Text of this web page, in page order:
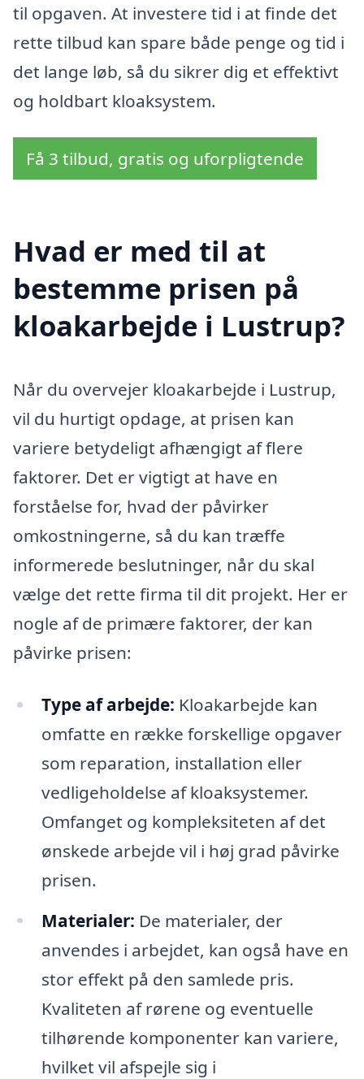
til opgaven. At investere tid i at finde det
rette tilbud kan spare både penge og tid i
det lange løb, så du sikrer dig et effektivt
og holdbart kloaksystem.
Få 3 tilbud, gratis og uforpligtende
Hvad er med til at
bestemme prisen på
kloakarbejde i Lustrup?
Når du overvejer kloakarbejde i Lustrup,
vil du hurtigt opdage, at prisen kan
variere betydeligt afhængigt af flere
faktorer. Det er vigtigt at have en
forståelse for, hvad der påvirker
omkostningerne, så du kan træffe
informerede beslutninger, når du skal
vælge det rette firma til dit projekt. Her er
nogle af de primære faktorer, der kan
påvirke prisen:
Type af arbejde: Kloakarbejde kan
omfatte en række forskellige opgaver
som reparation, installation eller
vedligeholdelse af kloaksystemer.
Omfanget og kompleksiteten af det
ønskede arbejde vil i høj grad påvirke
prisen.
Materialer: De materialer, der
anvendes i arbejdet, kan også have en
stor effekt på den samlede pris.
Kvaliteten af rørene og eventuelle
tilhørende komponenter kan variere,
hvilket vil afspejle sig i